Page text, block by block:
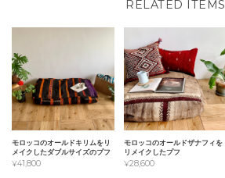
RELATED ITEMS
モロッコのオールドキリムをリ
メイクしたダブルサイズのプフ
¥41,800
モロッコのオールドザナフィを
リメイクしたプフ
¥28,600